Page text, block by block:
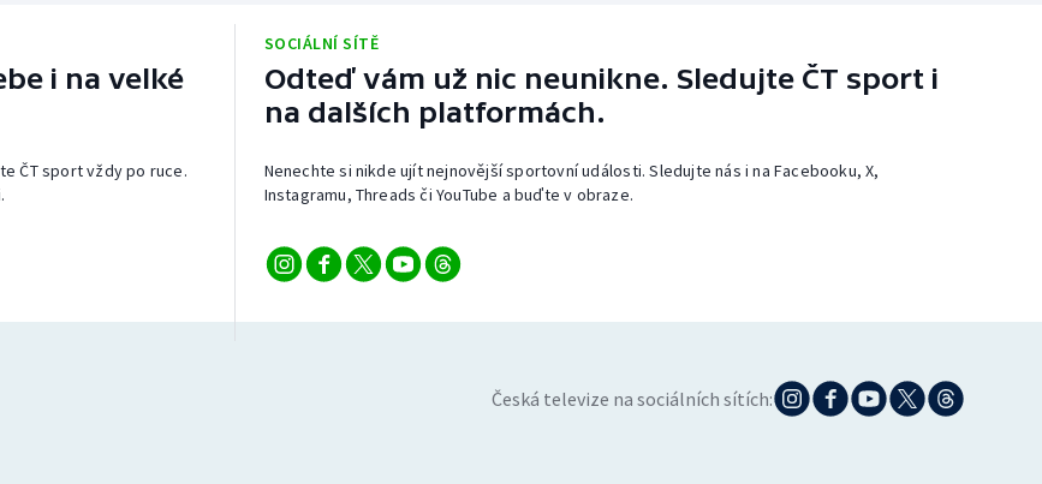
i na velké
ČT sport vždy po ruce.
SOCIÁLNÍ SÍTĚ
Odteď vám už nic neunikne. Sledujte ČT sport i
na dalších platformách.
Nenechte si nikde ujít nejnovější sportovní události. Sledujte nás i na Facebooku, X,
Instagramu, Threads či YouTube a buďte v obraze.
Česká televize na sociálních sítích: